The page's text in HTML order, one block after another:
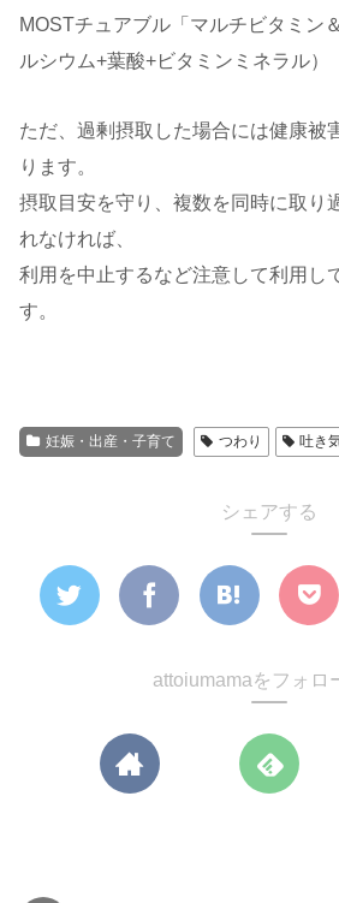
MOSTチュアブル「マルチビタミン
ルシウム+葉酸+ビタミンミネラル）
ただ、過剰摂取した場合には健康被
ります。
摂取目安を守り、複数を同時に取り
れなければ、
利用を中止するなど注意して利用し
す。
妊娠・出産・子育て つわり 吐き
シェアする
attoiumamaをフォロ